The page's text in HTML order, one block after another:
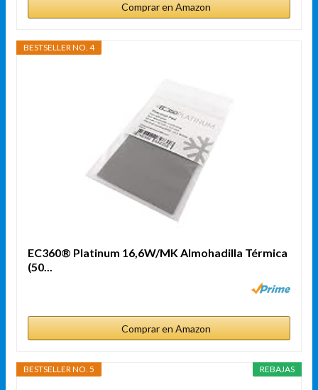
Comprar en Amazon
BESTSELLER NO. 4
EC360® Platinum 16,6W/MK Almohadilla Térmica
(50...
Comprar en Amazon
REBAJAS
BESTSELLER NO. 5